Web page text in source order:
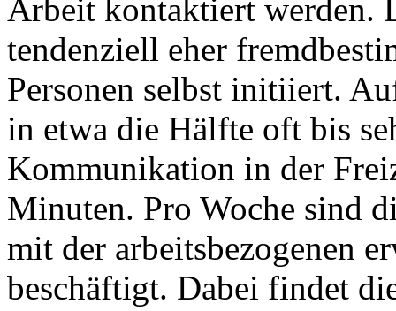
Arbeit kontaktiert werden.
tendenziell eher
Personen selbst initiiert.
in etwa die Hälfte oft bis
Kommunikation in der
Minuten. Pro Woche sind
mit der arbeitsbezogenen
beschäftigt. Dabei findet